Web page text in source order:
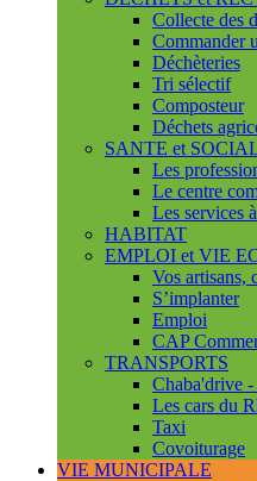
Collecte des
Commander
Déchèteries
Tri sélectif
Composteur
Déchets
SANTE et
Les
Le centre
Les services
HABITAT
EMPLOI et VIE
Vos artisans,
S’implanter
Emploi
CAP
TRANSPORTS
Chaba'drive
Les cars du
Taxi
Covoiturage
VIE MUNICIPALE